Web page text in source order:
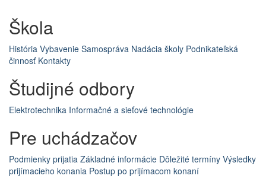
Škola
História Vybavenie Samospráva Nadácia školy Podnikateľská
činnosť Kontakty
Študijné odbory
Elektrotechnika Informačné a sieťové technológie
Pre uchádzačov
Podmienky prijatia Základné informácie Dôležité termíny Výsledky
prijímacieho konania Postup po prijímacom konaní